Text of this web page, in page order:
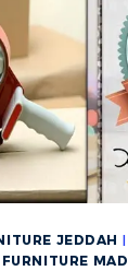
JEDDAH |